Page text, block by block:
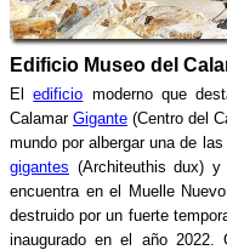
Edificio Museo del
Eledificio moderno que
Calamar Gigante (Centro del
mundo por albergar una de
gigantes (Architeuthis dux) y
encuentra en el Muelle
destruido por un fuerte
inaugurado en el año 2022.